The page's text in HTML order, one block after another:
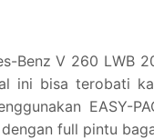
Benz V 260 LWB
ini bisa terobati
EASY-
full pintu